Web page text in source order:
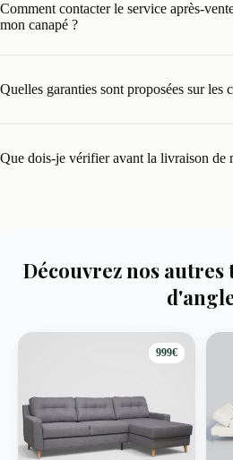
Comment contacter le service après-
mon canapé ?
Quelles garanties sont proposées sur les
Que dois-je vérifier avant la livraison de
Découvrez nos autres
999€